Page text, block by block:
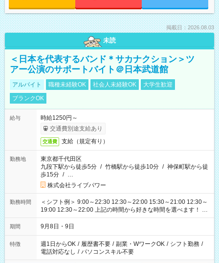
掲載日：2026.08.03
未読
＜日本を代表するバンド＊サカナクション＞ツ
アー公演のサポートバイト＠日本武道館
アルバイト 職種未経験OK 社会人未経験OK
大学生歓迎
ブランクOK
給与
時給1250円～
交通費別途支給あり
交通費 支給（規定有り）
勤務地
東京都千代田区
九段下駅から徒歩5分 / 竹橋駅から徒歩10分 / 神保町駅から徒
歩15分 / …
株式会社ライブパワー
勤務時間
＜シフト例＞ 9:00～22:30 12:30～22:00 15:30～21:00 12:30～
19:00 12:30～22:00 上記の時間から好きな時間を選べます！ ※
時間は変更となる可能性があります
期間 9月8日・9日
特徴 週1日からOK / 履歴書不要 / 副業・WワークOK / シフト勤務 /
電話対応なし / パソコンスキル不要